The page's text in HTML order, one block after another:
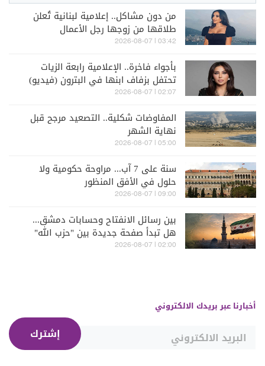
من دون مشاكل.. إعلامية لبنانية تُعلن
طلاقها من زوجها رجل الأعمال
03:42 | 2026-08-07
بأجواء فاخرة.. الإعلامية رابعة الزيات
تحتفل بزفاف ابنها في البترون (فيديو)
02:07 | 2026-08-07
المفاوضات شكلية.. التصعيد مرجح قبل
نهاية الشهر
05:00 | 2026-08-07
سنة على 7 آب... مراوحة حكومية ولا
حلول في الأفق المنظور
09:00 | 2026-08-07
بين رسائل الانفتاح وحسابات دمشق...
هل تبدأ صفحة جديدة بين "حزب الله"
وسوريا - الشرع؟
02:00 | 2026-08-07
أخبارنا عبر بريدك الالكتروني
إشترك